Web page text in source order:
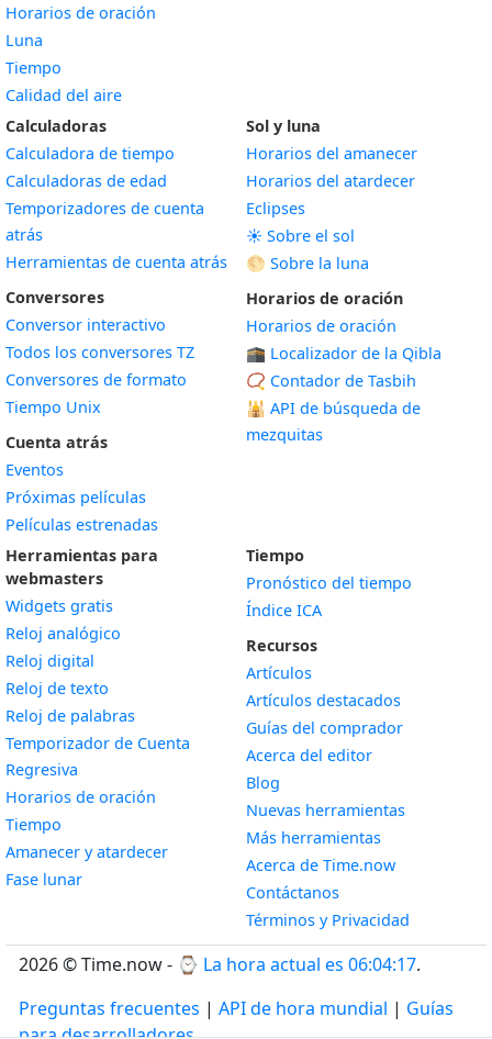
Horarios de oración
Luna
Tiempo
Calidad del aire
Calculadoras
Calculadora de tiempo
Calculadoras de edad
Temporizadores de cuenta
atrás
Herramientas de cuenta atrás
Conversores
Conversor interactivo
Todos los conversores TZ
Conversores de formato
Tiempo Unix
Cuenta atrás
Eventos
Próximas películas
Películas estrenadas
Sol y luna
Horarios del amanecer
Horarios del atardecer
Eclipses
☀️ Sobre el sol
🌕 Sobre la luna
Horarios de oración
Horarios de oración
🕋 Localizador de la Qibla
📿 Contador de Tasbih
🕌 API de búsqueda de
mezquitas
Herramientas para
webmasters
Widgets gratis
Reloj analógico
Reloj digital
Reloj de texto
Reloj de palabras
Temporizador de Cuenta
Regresiva
Horarios de oración
Tiempo
Amanecer y atardecerWidget
Fase lunarWidget
Tiempo
Pronóstico del tiempo
Índice ICA
Recursos
Artículos
Artículos destacados
Guías del comprador
Acerca del editor
Blog
Nuevas herramientas
Más herramientas
Acerca de Time.now
Contáctanos
Términos y Privacidad
2026 © Time.now - ⌚ La hora actual es 06:04:18.
Preguntas frecuentes | API de hora mundial | Guías